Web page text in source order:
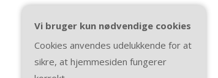
Vi bruger kun nødvendige cookies
Cookies anvendes udelukkende for at
sikre, at hjemmesiden fungerer